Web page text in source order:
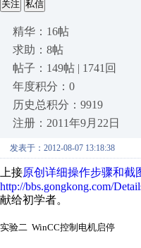
关注 私信
精华：16帖
求助：8帖
帖子：149帖 | 1741回
年度积分：0
历史总积分：9919
注册：2011年9月22日
发表于：2012-08-07 13:18:38
上接原创详细操作步骤和截
http://bbs.gongkong.com/
献给初学者。
实验二 WinCC控制电机启停